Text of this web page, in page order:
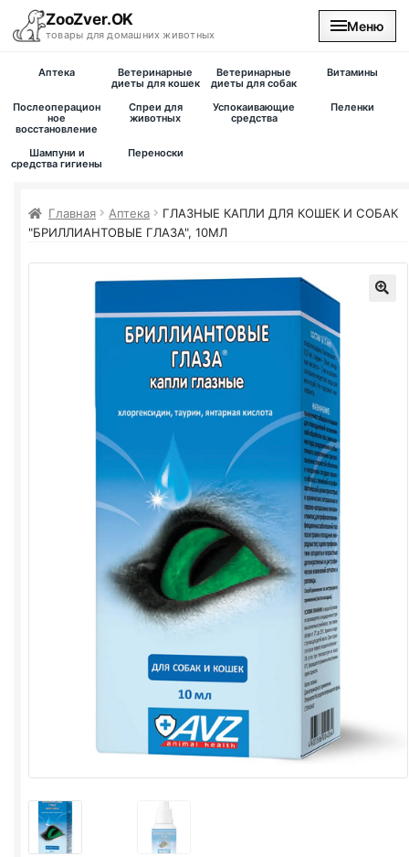
ZooZver.OK
товары для домашних животных
Меню
Каталог
Вакансии
Аптека
Ветеринарные
диеты для кошек
Ветеринарные
диеты для собак
Витамины
Послеоперацион
ное
восстановление
Спреи для
животных
Успокаивающие
средства
Пеленки
Шампуни и
средства гигиены
Переноски
Главная Аптека
ГЛАЗНЫЕ КАПЛИ ДЛЯ КОШЕК И СОБАК
"БРИЛЛИАНТОВЫЕ ГЛАЗА", 10МЛ